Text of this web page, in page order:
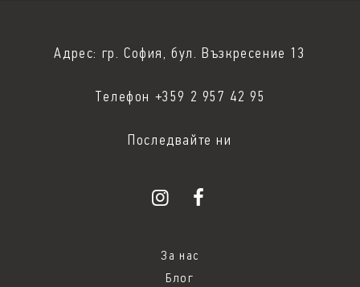
Адрес: гр. София, бул. Възкресение 13
Телефон +359 2 957 42 95
Последвайте ни
За нас
Блог